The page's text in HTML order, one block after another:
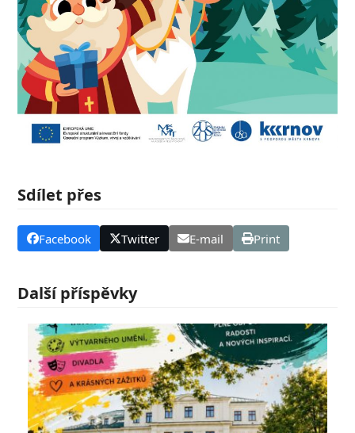
Sdílet přes
Facebook Twitter E-mail Print
Další příspěvky